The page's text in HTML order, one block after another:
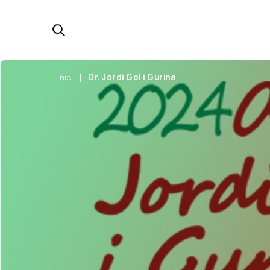
Inici Dr. Jordi Gol i Gurina